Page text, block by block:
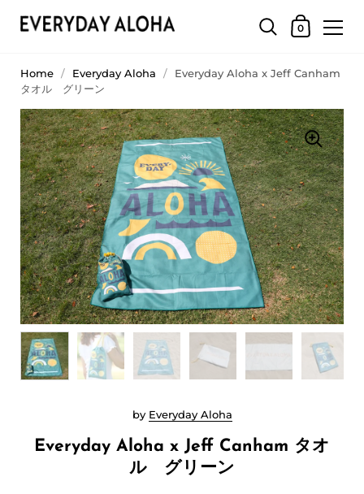
0
Everyday Aloha x Jeff Canham タオ
ル グリーン
by Everyday Aloha
Home / Everyday Aloha /
Everyday Aloha x Jeff Canham
タオル グリーン